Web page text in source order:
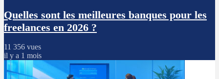
Quelles sont les meilleures banques pour les
freelances en 2026 ?
11 356 vues
il y a 1 mois